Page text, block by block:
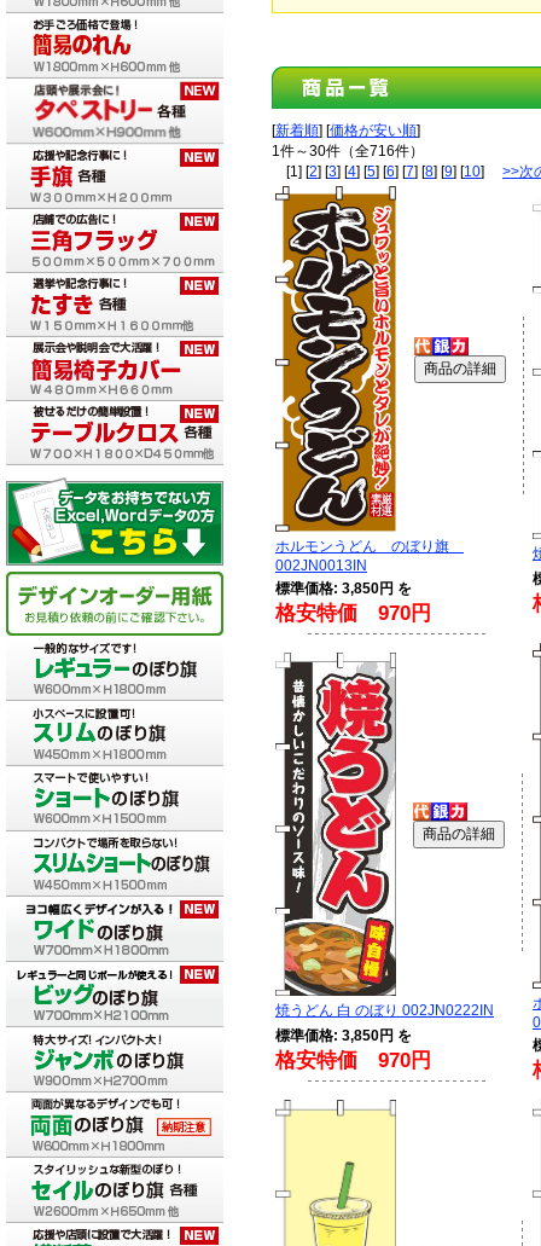
[新着順] [価格が安い順]
1件～30件（全716件）
[1] [2] [3] [4] [5] [6] [7] [8] [9] [10] >>次
ホルモンうどん のぼり旗
002JN0013IN
標準価格: 3,850円 を
格安特価 970円
焼うどん 白 のぼり 002JN0222IN
標準価格: 3,850円 を
格安特価 970円